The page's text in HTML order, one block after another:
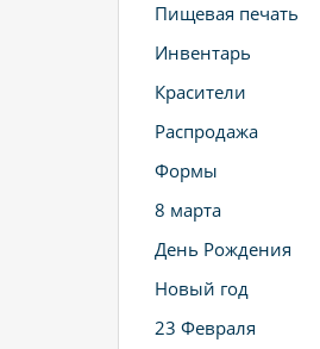
Пищевая печать
Инвентарь
Красители
Распродажа
Формы
8 марта
День Рождения
Новый год
23 Февраля